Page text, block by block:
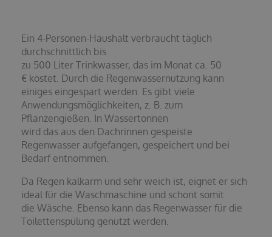
Ein 4-Personen-Haushalt verbraucht täglich
durchschnittlich bis
zu 500 Liter Trinkwasser, das im Monat ca. 50
€ kostet. Durch die Regenwassernutzung kann
einiges eingespart werden. Es gibt viele
Anwendungsmöglichkeiten, z. B. zum
Pflanzengießen. In Wassertonnen
wird das aus den Dachrinnen gespeiste
Regenwasser aufgefangen, gespeichert und bei
Bedarf entnommen.
Da Regen kalkarm und sehr weich ist, eignet er sich
ideal für die Waschmaschine und schont somit
die Wäsche. Ebenso kann das Regenwasser für die
Toilettenspülung genutzt werden.